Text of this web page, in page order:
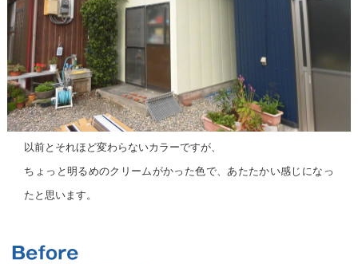
以前とそれほど変わらないカラーですが、
ちょっと明るめのクリームがかった色で、あたたかい感じになっ
たと思います。